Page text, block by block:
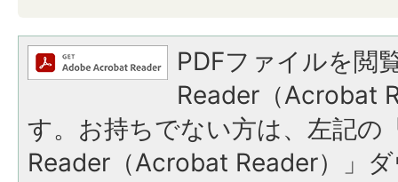
PDFファイルを閲
Reader（Acrobat
す。お持ちでない方は、左記の
Reader（Acrobat Reader）」